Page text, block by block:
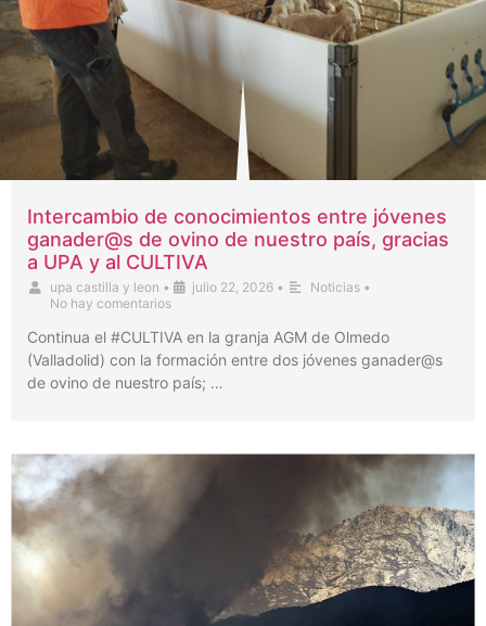
Intercambio de conocimientos entre jóvenes
ganader@s de ovino de nuestro país, gracias
a UPA y al CULTIVA
upa castilla y leon • julio 22, 2026 • Noticias •
No hay comentarios
Continua el #CULTIVA en la granja AGM de Olmedo
(Valladolid) con la formación entre dos jóvenes ganader@s
de ovino de nuestro país; …